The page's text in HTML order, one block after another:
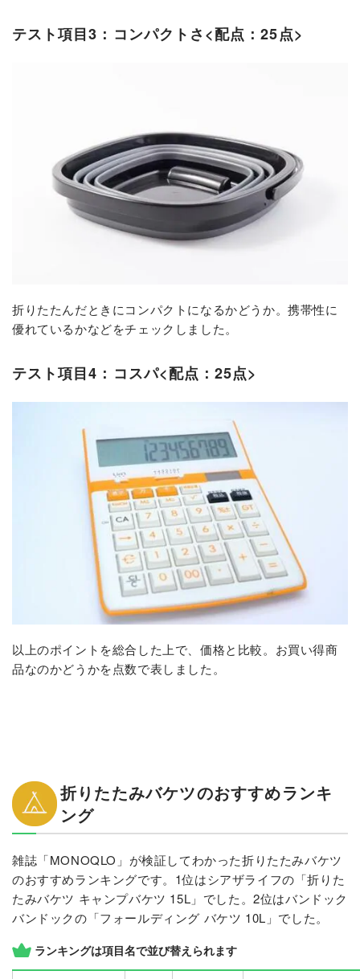
テスト項目3：コンパクトさ<配点：25点>
折りたたんだときにコンパクトになるかどうか。携帯性に
優れているかなどをチェックしました。
テスト項目4：コスパ<配点：25点>
以上のポイントを総合した上で、価格と比較。お買い得商
品なのかどうかを点数で表しました。
折りたたみバケツのおすすめランキ
ング
雑誌「MONOQLO」が検証してわかった折りたたみバケツ
のおすすめランキングです。1位はシアザライフの「折りた
たみバケツ キャンプバケツ 15L」でした。2位はバンドック
バンドックの「フォールディング バケツ 10L」でした。
ランキングは項目名で並び替えられます